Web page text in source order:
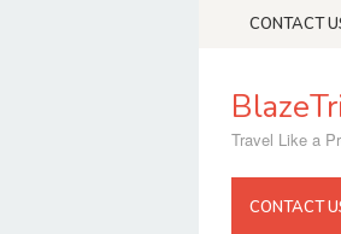
CONTACT
Travel Like a
CONTACT